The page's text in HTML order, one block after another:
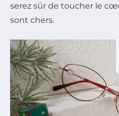
serez sûr de toucher le
sont chers.